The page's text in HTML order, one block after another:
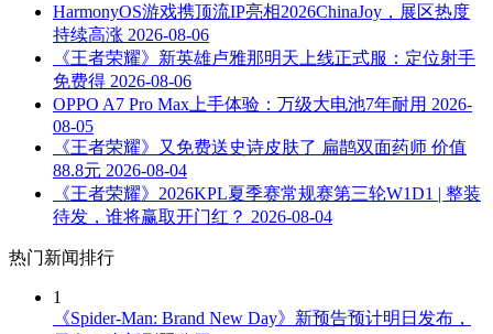
HarmonyOS游戏携顶流IP亮相2026ChinaJoy，展区热度
持续高涨 2026-08-06
《王者荣耀》新英雄卢雅那明天上线正式服：定位射手
免费得 2026-08-06
OPPO A7 Pro Max上手体验：万级大电池7年耐用 2026-
08-05
《王者荣耀》又免费送史诗皮肤了 扁鹊双面药师 价值
88.8元 2026-08-04
《王者荣耀》2026KPL夏季赛常规赛第三轮W1D1 | 整装
待发，谁将赢取开门红？ 2026-08-04
热门新闻排行
1
《Spider-Man: Brand New Day》新预告预计明日发布，